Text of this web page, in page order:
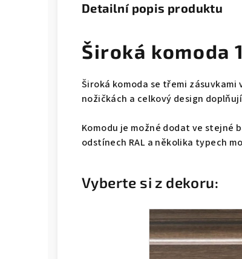
Detailní popis produktu
Široká komoda
Široká komoda se třemi
nožičkách a celkový design
Komodu je možné dodat ve stejné
odstínech RAL a několika typech
Vyberte si z dekoru: